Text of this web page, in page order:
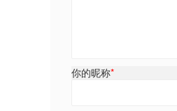
你的昵称*